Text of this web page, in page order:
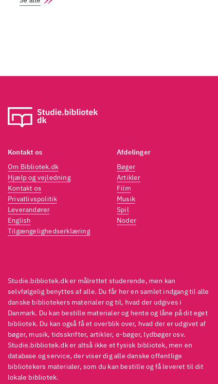
Studie.bibliotek.dk er målrettet studerende, men kan
selvfølgelig benyttes af alle. Du får her en samlet indgang til alle
danske bibliotekers materialer og til, hvad der udgives i
Danmark. Du kan bestille materialer og hente og låne på dit eget
bibliotek. Du kan også få et overblik over, hvad der er udgivet af
bøger, musik, tidsskrifter, artikler, e-bøger, lydbøger osv.
Studie.bibliotek.dk er altså ikke et fysisk bibliotek, men en
database og service, der viser dig alle danske offentlige
bibliotekers materialer, som du kan bestille og få leveret til dit
lokale bibliotek.
Kontakt os
Om Bibliotek.dk
Hjælp og vejledning
Kontakt os
Privatlivspolitik
Leverandører
English
Tilgængelighedserklæring
Afdelinger
Bøger
Artikler
Film
Musik
Spil
Noder